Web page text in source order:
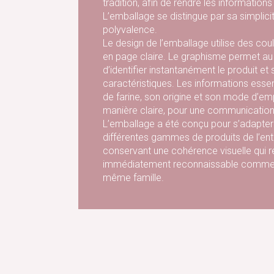
tradition, afin de rendre les
L’emballage se distingue par sa
polyvalence.
Le design de l’emballage utilise des
en page claire. Le graphisme permet
d’identifier instantanément le produit et
caractéristiques. Les informations
de farine, son origine et son mode
manière claire, pour une
L’emballage a été conçu pour
différentes gammes de produits de
conservant une cohérence visuelle qui
immédiatement reconnaissable
même famille.